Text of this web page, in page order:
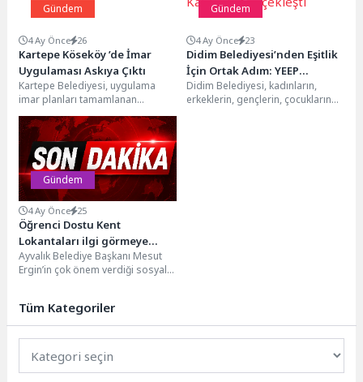
Gündem
4 Ay Önce 26
Kartepe Köseköy ’de İmar
Uygulaması Askıya Çıktı
Kartepe Belediyesi, uygulama
imar planları tamamlanan
bölgelerde yürüttüğü imar
uygulaması (şuyulandırma)
çalışmalarına hız kesmeden
devam...
Gündem
4 Ay Önce 23
Didim Belediyesi’nden Eşitlik
İçin Ortak Adım: YEEP
Çalıştayı Yoğun Katılımla
Gerçekleşti
Didim Belediyesi, kadınların,
erkeklerin, gençlerin, çocukların
Gündem
4 Ay Önce 25
Öğrenci Dostu Kent
Lokantaları ilgi görmeye
devam ediyor
Ayvalık Belediye Başkanı Mesut
Ergin’in çok önem verdiği sosyal
Tüm Kategoriler